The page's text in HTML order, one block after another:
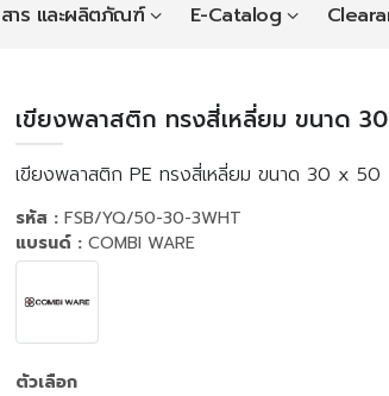
าร และผลิตภัณฑ์ E-Catalog
เขียงพลาสติก ทรงสี่เหลี่ยม ขนาด
เขียงพลาสติก PE ทรงสี่เหลี่ยม ขนาด 30 x
รหัส : FSB/YQ/50-30-3WHT
แบรนด์ : COMBI WARE
ตัวเลือก